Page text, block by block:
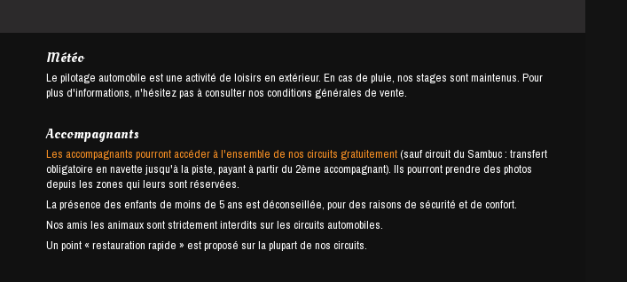
Météo
Le pilotage automobile est une activité de loisirs en extérieur. En cas de pluie, nos stages sont maintenus. Pour
plus d'informations, n'hésitez pas à consulter nos conditions générales de vente.
Accompagnants
Les accompagnants pourront accéder à l'ensemble de nos circuits gratuitement(sauf circuit du Sambuc : transfert
obligatoire en navette jusqu'à la piste, payant à partir du 2ème accompagnant). Ils pourront prendre des photos
depuis les zones qui leurs sont réservées.
La présence des enfants de moins de 5 ans est déconseillée, pour des raisons de sécurité et de confort.
Nos amis les animaux sont strictement interdits sur les circuits automobiles.
Un point « restauration rapide » est proposé sur la plupart de nos circuits.